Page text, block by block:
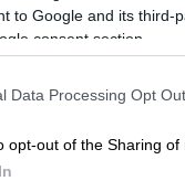
to Google and its third-
consent section.
Data Processing Opt
opt-out of the Sharing of